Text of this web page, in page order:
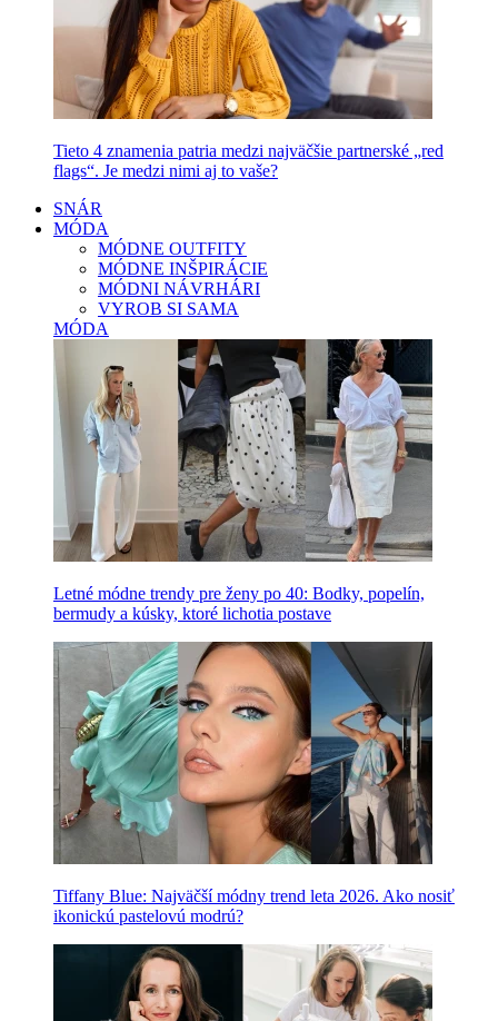
Tieto 4 znamenia patria medzi najväčšie partnerské „red
flags“. Je medzi nimi aj to vaše?
SNÁR
MÓDA
MÓDNE OUTFITY
MÓDNE INŠPIRÁCIE
MÓDNI NÁVRHÁRI
VYROB SI SAMA
MÓDA
Letné módne trendy pre ženy po 40: Bodky, popelín,
bermudy a kúsky, ktoré lichotia postave
Tiffany Blue: Najväčší módny trend leta 2026. Ako nosiť
ikonickú pastelovú modrú?